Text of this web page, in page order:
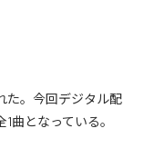
た。今回デジタル配
曲となっている。